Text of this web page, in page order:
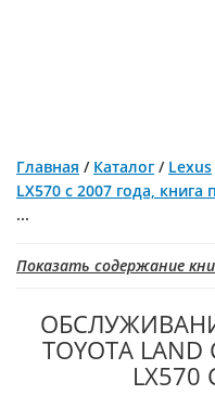
Главная / Каталог / Lexus
LX570 с 2007 года,
...
Показать содержание
TOYOTA LAND
LX570